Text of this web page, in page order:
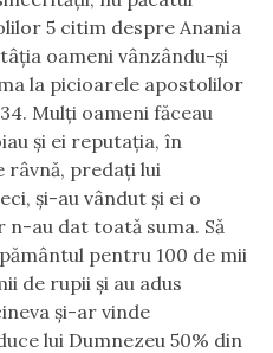
5 citim despre Anania
âţia oameni vânzându-şi
la picioarele apostolilor
Mulţi oameni făceau
şi ei reputaţia, în
râvnă, predaţi lui
şi-au vândut şi ei o
n-au dat toată suma. Să
ământul pentru 100 de mii
de rupiişi au adus
şi-ar vinde
lui Dumnezeu 50% din